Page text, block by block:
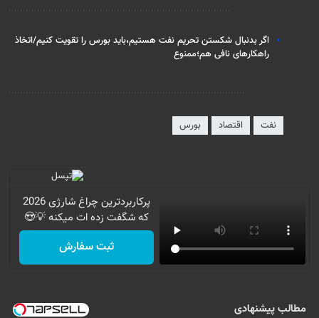
اگر بدنبال شکستن تحریم نفت هستیم،باید بورس را تقویت کنیم/اتخاذ
راهکارهای نافی هم؛ممنوع
نفت اقتصاد بورس
پرکاربردترین چراغ شارژی 2026
که شگفت زده ات میکنه 💡😍
ثبت سفارش
مطالب پیشنهادی